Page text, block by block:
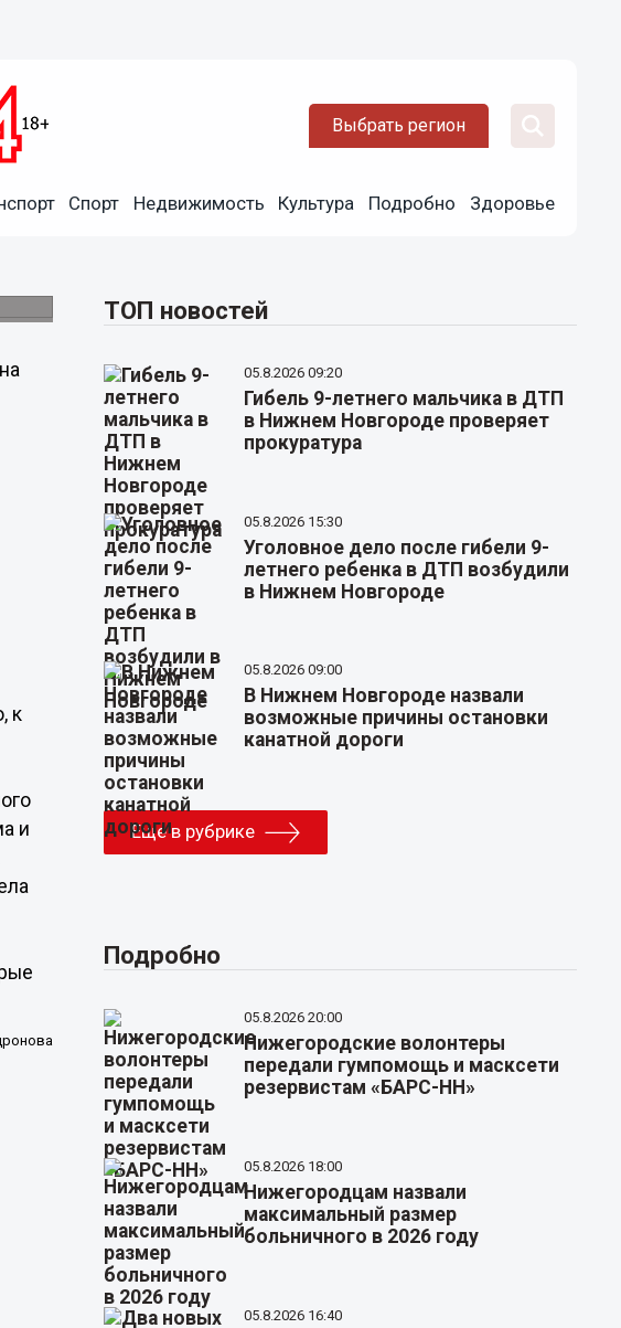
Выбрать регион
Спорт Недвижимость Культура Подробно Здоровье
к
и
ТОП новостей
05.8.2026 09:20
Гибель 9-летнего мальчика в ДТП
в Нижнем Новгороде проверяет
прокуратура
05.8.2026 15:30
Уголовное дело после гибели 9-
летнего ребенка в ДТП возбудили
в Нижнем Новгороде
05.8.2026 09:00
В Нижнем Новгороде назвали
возможные причины остановки
канатной дороги
Еще в рубрике
Подробно
05.8.2026 20:00
Нижегородские волонтеры
передали гумпомощь и масксети
резервистам «БАРС-НН»
05.8.2026 18:00
Нижегородцам назвали
максимальный размер
больничного в 2026 году
05.8.2026 16:40